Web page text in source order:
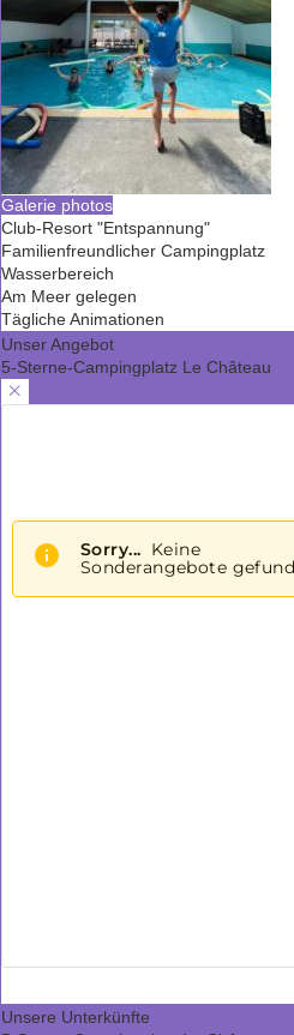
Galerie photos
Club-Resort "Entspannung"
Familienfreundlicher Campingplatz
Wasserbereich
Am Meer gelegen
Tägliche Animationen
Unser Angebot
5-Sterne-Campingplatz Le Château
Unsere Unterkünfte